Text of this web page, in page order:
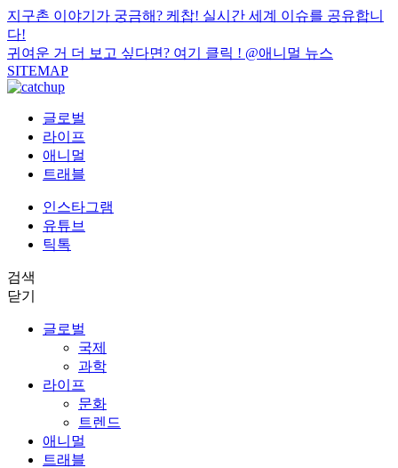
지구촌 이야기가 궁금해? 케찹! 실시간 세계 이슈를 공유합니
다!
귀여운 거 더 보고 싶다면? 여기 클릭 ! @애니멀 뉴스
SITEMAP
글로벌
라이프
애니멀
트래블
인스타그램
유튜브
틱톡
검색
닫기
글로벌
국제
과학
라이프
문화
트렌드
애니멀
트래블